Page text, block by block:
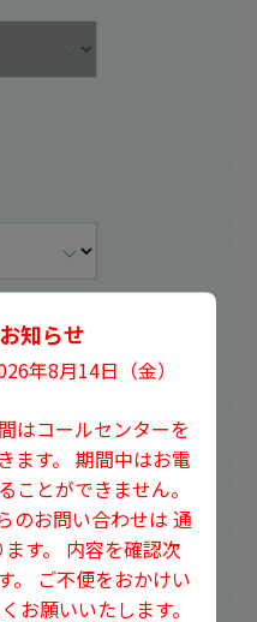
知らせ
年8月14日（金）
はコールセンターを
す。 期間中はお電
ことができません。
のお問い合わせは 通
す。
内容を確認次
ご不便をおかけい
お願いいたします。
こと